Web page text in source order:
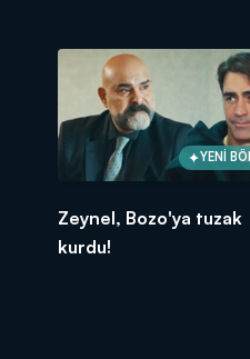
YENİ
Zeynel, Bozo'ya tuzak
kurdu!